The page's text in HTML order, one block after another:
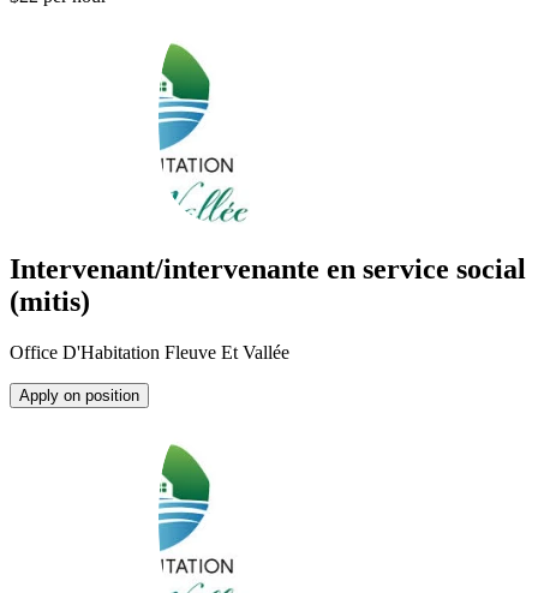
Intervenant/intervenante en service social
(mitis)
Office D'Habitation Fleuve Et Vallée
Apply on position